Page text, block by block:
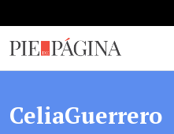
CeliaGuerrero